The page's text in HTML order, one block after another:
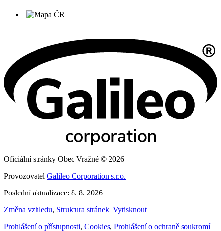
Oficiální stránky Obec Vražné © 2026
Provozovatel Galileo Corporation s.r.o.
Poslední aktualizace: 8. 8. 2026
Změna vzhledu, Struktura stránek, Vytisknout
Prohlášení o přístupnosti, Cookies, Prohlášení o ochraně soukromí